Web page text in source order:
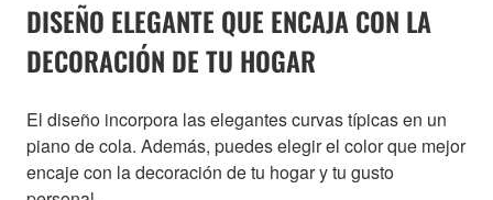
DISEÑO ELEGANTE QUE ENCAJA CON LA
DECORACIÓN DE TU HOGAR
El diseño incorpora las elegantes curvas típicas en un
piano de cola. Además, puedes elegir el color que mejor
encaje con la decoración de tu hogar y tu gusto